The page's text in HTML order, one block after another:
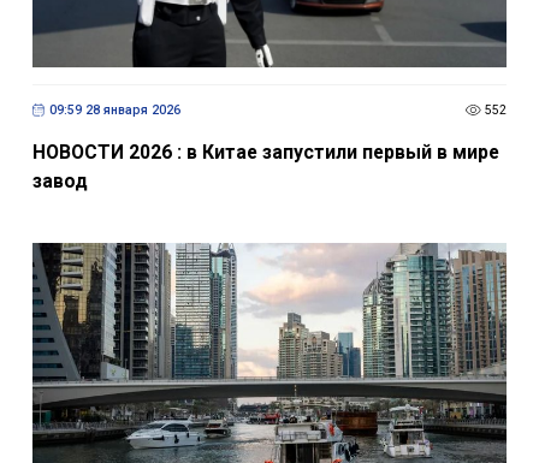
09:59 28 января 2026 552
НОВОСТИ 2026 : в Китае запустили первый в мире
завод